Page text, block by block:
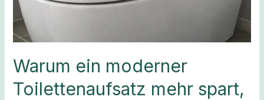
Warum ein moderner
Toilettenaufsatz mehr spart,
nicht
erst
Chance